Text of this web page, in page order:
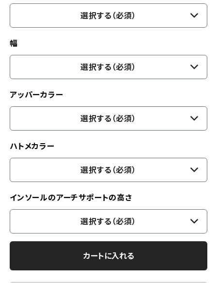
選択する（必須）
幅
選択する（必須）
アッパーカラー
選択する（必須）
ハトメカラー
選択する（必須）
インソールのアーチサポートの高さ
選択する（必須）
カートに入れる